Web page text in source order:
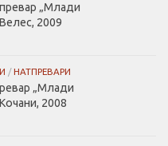
„Млади
2009
/НАТПРЕВАРИ
„Млади
2008